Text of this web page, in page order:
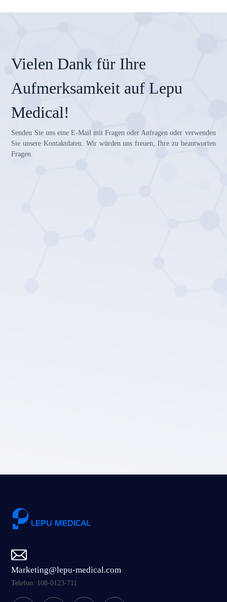
Vielen Dank für Ihre
Aufmerksamkeit auf Lepu
Medical!
Senden Sie uns eine E-Mail mit Fragen oder Anfragen oder verwenden
Sie unsere Kontaktdaten. Wir würden uns freuen, Ihre zu beantworten
Fragen.
Marketing@lepu-medical.com
Telefon: 108-0123-711